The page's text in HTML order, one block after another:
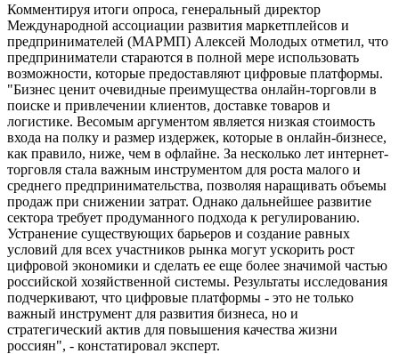
Комментируя итоги опроса, генеральный директор
Международной ассоциации развития маркетплейсов и
предпринимателей (МАРМП) Алексей Молодых отметил, что
предприниматели стараются в полной мере использовать
возможности, которые предоставляют цифровые платформы.
"Бизнес ценит очевидные преимущества онлайн-торговли в
поиске и привлечении клиентов, доставке товаров и
логистике. Весомым аргументом является низкая стоимость
входа на полку и размер издержек, которые в онлайн-бизнесе,
как правило, ниже, чем в офлайне. За несколько лет интернет-
торговля стала важным инструментом для роста малого и
среднего предпринимательства, позволяя наращивать объемы
продаж при снижении затрат. Однако дальнейшее развитие
сектора требует продуманного подхода к регулированию.
Устранение существующих барьеров и создание равных
условий для всех участников рынка могут ускорить рост
цифровой экономики и сделать ее еще более значимой частью
российской хозяйственной системы. Результаты исследования
подчеркивают, что цифровые платформы - это не только
важный инструмент для развития бизнеса, но и
стратегический актив для повышения качества жизни
россиян", - констатировал эксперт.